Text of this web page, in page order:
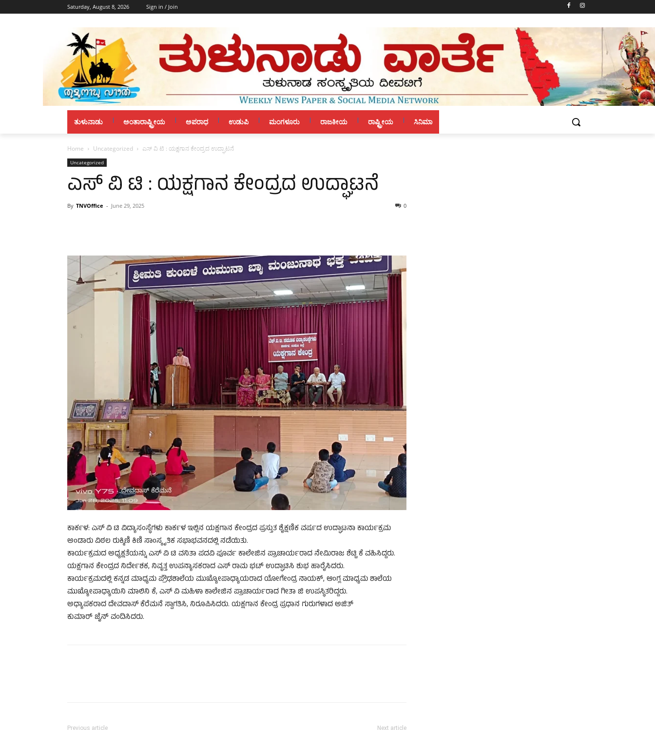
Saturday, August 8, 2026 Sign in / Join
ತುಳುನಾಡು ಅಂತಾರಾಷ್ಟ್ರೀಯ ಅಪರಾಧ ಉಡುಪಿ ಮಂಗಳೂರು ರಾಜಕೀಯ ರಾಷ್ಟ್ರೀಯ ಸಿನಿಮಾ
Home Uncategorized ಎಸ್ ವಿ ಟಿ : ಯಕ್ಷಗಾನ ಕೇಂದ್ರದ ಉದ್ಘಾಟನೆ
Uncategorized
ಎಸ್ ವಿ ಟಿ : ಯಕ್ಷಗಾನ ಕೇಂದ್ರದ ಉದ್ಘಾಟನೆ
By TNVOffice - June 29, 2025 0
ಕಾರ್ಕಳ: ಎಸ್ ವಿ ಟಿ ವಿದ್ಯಾಸಂಸ್ಥೆಗಳು ಕಾರ್ಕಳ ಇಲ್ಲಿನ ಯಕ್ಷಗಾನ ಕೇಂದ್ರದ ಪ್ರಸ್ತುತ ಶೈಕ್ಷಣಿಕ ವರ್ಷದ ಉದ್ಘಾಟನಾ ಕಾರ್ಯಕ್ರಮ
ಅಂಡಾರು ವಿಠಲ ರುಕ್ಮಿಣಿ ಕಿಣಿ ಸಾಂಸ್ಕೃತಿಕ ಸಭಾಭವನದಲ್ಲಿ ನಡೆಯಿತು.
ಕಾರ್ಯಕ್ರಮದ ಅಧ್ಯಕ್ಷತೆಯನ್ನು ಎಸ್ ವಿ ಟಿ ವನಿತಾ ಪದವಿ ಪೂರ್ವ ಕಾಲೇಜಿನ ಪ್ರಾಚಾರ್ಯರಾದ ನೇಮಿರಾಜ ಶೆಟ್ಟಿ ಕೆ ವಹಿಸಿದ್ದರು.
ಯಕ್ಷಗಾನ ಕೇಂದ್ರದ ನಿರ್ದೇಶಕ, ನಿವೃತ್ತ ಉಪನ್ಯಾಸಕರಾದ ಎಸ್ ರಾಮ ಭಟ್ ಉದ್ಘಾಟಿಸಿ ಶುಭ ಹಾರೈಸಿದರು.
ಕಾರ್ಯಕ್ರಮದಲ್ಲಿ ಕನ್ನಡ ಮಾಧ್ಯಮ ಪ್ರೌಢಶಾಲೆಯ ಮುಖ್ಯೋಪಾಧ್ಯಾಯರಾದ ಯೋಗೇಂದ್ರ ನಾಯಕ್, ಆಂಗ್ಲ ಮಾಧ್ಯಮ ಶಾಲೆಯ
ಮುಖ್ಯೋಪಾಧ್ಯಾಯಿನಿ ಮಾಲಿನಿ ಕೆ, ಎಸ್ ವಿ ಮಹಿಳಾ ಕಾಲೇಜಿನ ಪ್ರಾಚಾರ್ಯರಾದ ಗೀತಾ ಜಿ ಉಪಸ್ಥಿತರಿದ್ದರು.
ಅಧ್ಯಾಪಕರಾದ ದೇವದಾಸ್ ಕೆರೆಮನೆ ಸ್ವಾಗತಿಸಿ, ನಿರೂಪಿಸಿದರು. ಯಕ್ಷಗಾನ ಕೇಂದ್ರ ಪ್ರಧಾನ ಗುರುಗಳಾದ ಅಜಿತ್
ಕುಮಾರ್ ಜೈನ್ ವಂದಿಸಿದರು.
Previous article Next article